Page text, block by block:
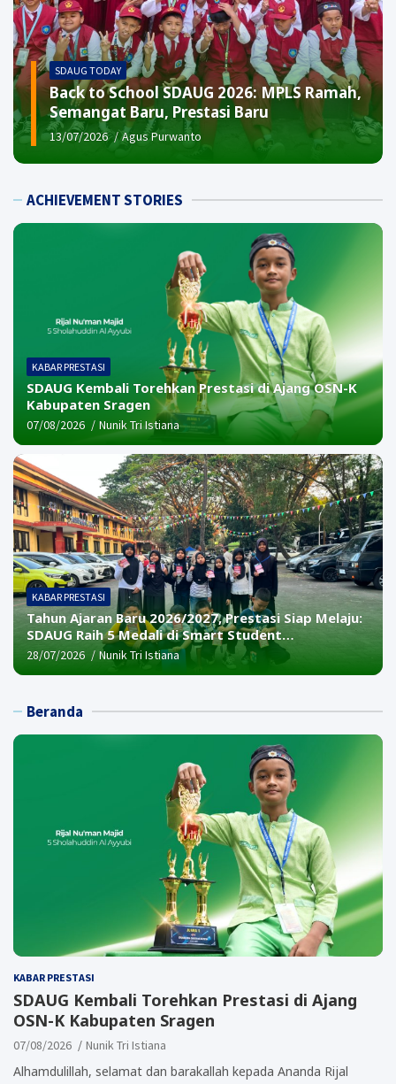
SDAUG TODAY
Back to School SDAUG 2026: MPLS Ramah,
Semangat Baru, Prestasi Baru
13/07/2026 Agus Purwanto
ACHIEVEMENT STORIES
KABAR PRESTASI
SDAUG Kembali Torehkan Prestasi di Ajang OSN-K
Kabupaten Sragen
07/08/2026 Nunik Tri Istiana
KABAR PRESTASI
Tahun Ajaran Baru 2026/2027, Prestasi Siap Melaju:
SDAUG Raih 5 Medali di Smart Student
Competition (SSC) 4 Tingkat Nasional
28/07/2026 Nunik Tri Istiana
Beranda
KABAR PRESTASI
SDAUG Kembali Torehkan Prestasi di Ajang
OSN-K Kabupaten Sragen
07/08/2026 Nunik Tri Istiana
Alhamdulillah, selamat dan barakallah kepada Ananda Rijal